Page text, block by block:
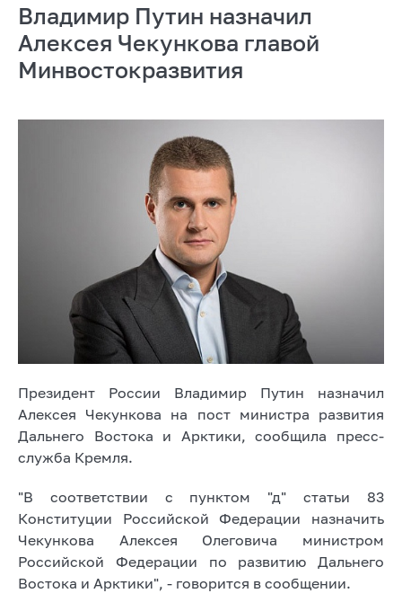
Владимир Путин назначил
Алексея Чекункова главой
Минвостокразвития
Президент России Владимир Путин назначил
Алексея Чекункова на пост министра развития
Дальнего Востока и Арктики, сообщила пресс-
служба Кремля.
"В соответствии с пунктом "д" статьи 83
Конституции Российской Федерации назначить
Чекункова Алексея Олеговича министром
Российской Федерации по развитию Дальнего
Востока и Арктики", - говорится в сообщении.